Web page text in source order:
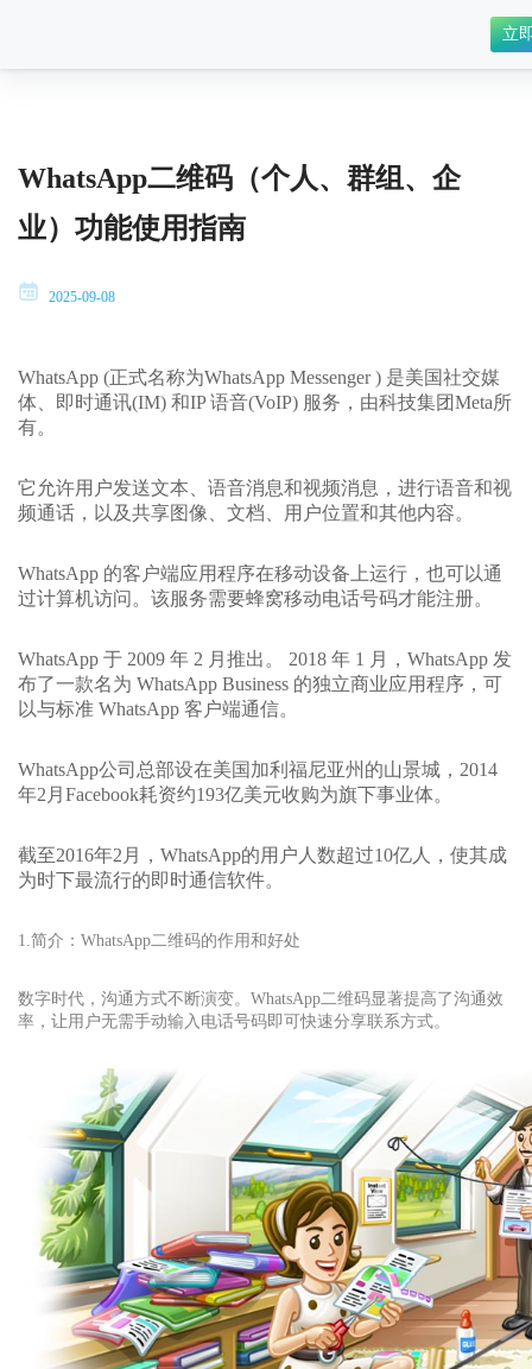
立
WhatsApp二维码（个人、群组、企
业）功能使用指南
2025-09-08
WhatsApp (正式名称为WhatsApp Messenger ) 是美国社交媒
体、即时通讯(IM) 和IP 语音(VoIP) 服务，由科技集团Meta所
有。
它允许用户发送文本、语音消息和视频消息，进行语音和视
频通话，以及共享图像、文档、用户位置和其他内容。
WhatsApp 的客户端应用程序在移动设备上运行，也可以通
过计算机访问。该服务需要蜂窝移动电话号码才能注册。
WhatsApp 于 2009 年 2 月推出。 2018 年 1 月，WhatsApp 发
布了一款名为 WhatsApp Business 的独立商业应用程序，可
以与标准 WhatsApp 客户端通信。
WhatsApp公司总部设在美国加利福尼亚州的山景城，2014
年2月Facebook耗资约193亿美元收购为旗下事业体。
截至2016年2月，WhatsApp的用户人数超过10亿人，使其成
为时下最流行的即时通信软件。
1.简介：WhatsApp二维码的作用和好处
数字时代，沟通方式不断演变。WhatsApp二维码显著提高了沟通效
率，让用户无需手动输入电话号码即可快速分享联系方式。